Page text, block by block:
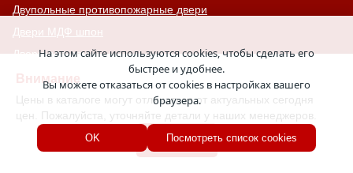
Внимание
Цены в каталоге могут отличаться от актуальных сегодня
цен. Пожалуйста, уточняйте детали у наших менеджеров.
Хорошо
Двупольные противопожарные двери
Двери МДФ шпон
Двери для дачи
Двери с шумоизоляцией
Противопожарные ворота с калиткой
Двери на террасу
Глухие противопожарные люки
На этом сайте используются cookies, чтобы сделать его
быстрее и удобнее.
Вы можете отказаться от cookies в настройках вашего
браузера.
OK Посмотреть список cookies